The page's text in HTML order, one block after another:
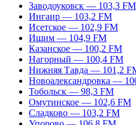
Заводоуковск — 103,3 FM
Ингаир — 103,2 FM
Исетское — 102,9 FM
Ишим — 104,9 FM
Казанское — 100,2 FM
Нагорный — 100,4 FM
Нижняя Тавда — 101,2
Новоалександровка —
Тобольск — 98,3 FM
Омутинское — 102,6 FM
Сладково — 103,2 FM